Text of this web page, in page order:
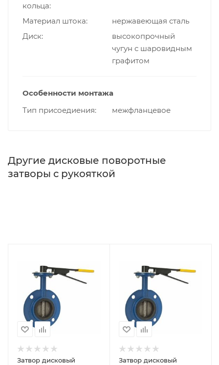
кольца
Материал штока
нержавеющая сталь
Диск
высокопрочный
чугун с шаровидным
графитом
Особенности монтажа
Тип присоедиения
межфланцевое
Другие дисковые поворотные
затворы с рукояткой
Затвор дисковый
Затвор дисковый